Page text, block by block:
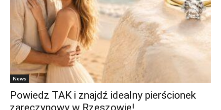
News
Powiedz TAK i znajdź idealny pierścionek
zaręczynowy w Rzeszowie!